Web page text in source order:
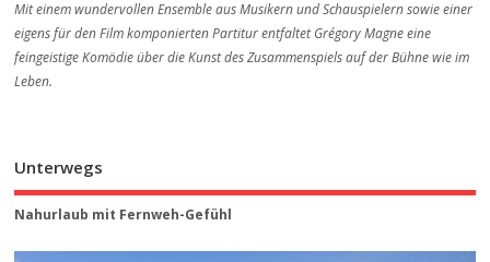
Mit einem wundervollen Ensemble aus Musikern und Schauspielern sowie einer
eigens für den Film komponierten Partitur entfaltet Grégory Magne eine
feingeistige Komödie über die Kunst des Zusammenspiels auf der Bühne wie im
Leben.
Unterwegs
Nahurlaub mit Fernweh-Gefühl